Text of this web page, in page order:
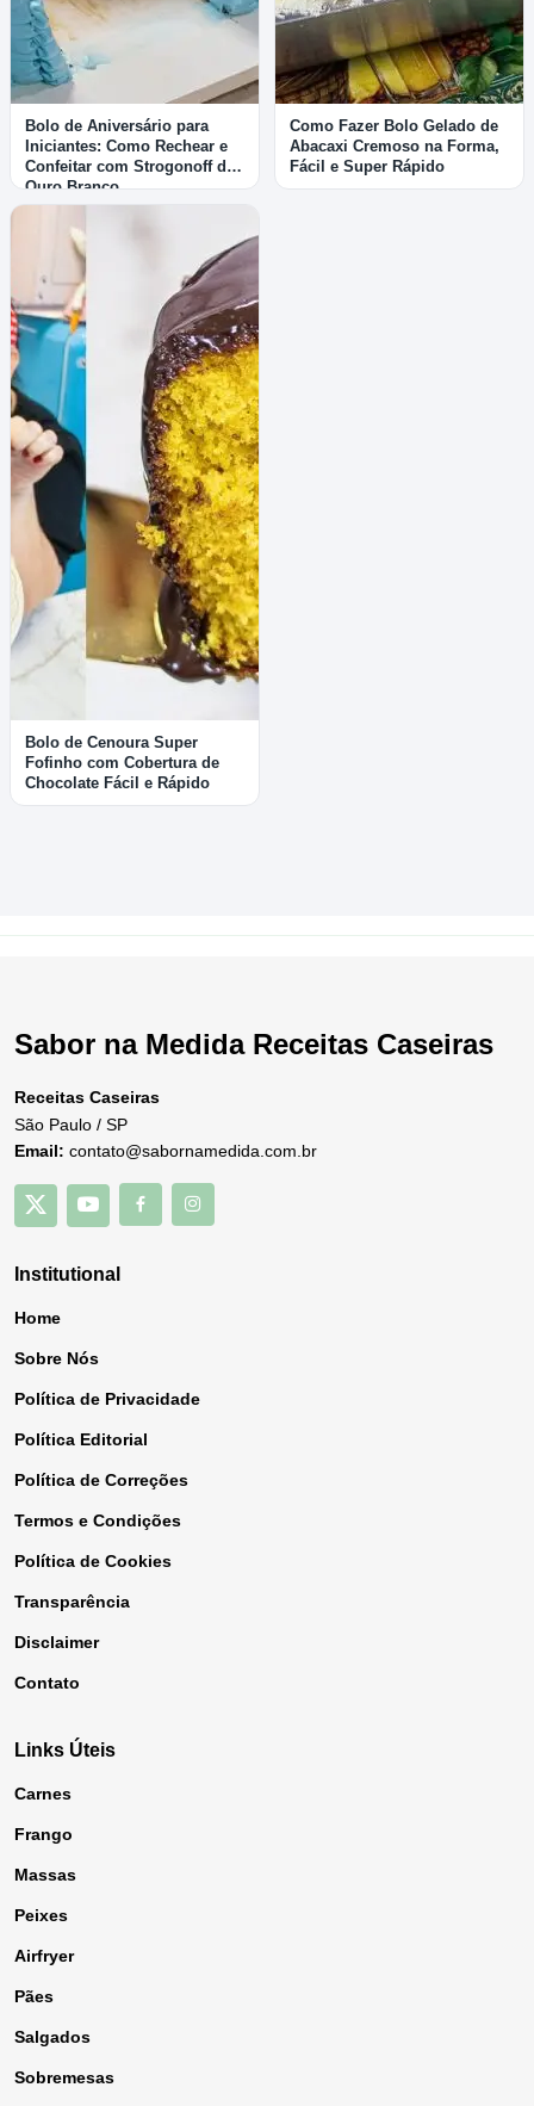
Bolo de Aniversário para
Iniciantes: Como Rechear e
Confeitar com Strogonoff de
Ouro Branco
Como Fazer Bolo Gelado de
Abacaxi Cremoso na Forma,
Fácil e Super Rápido
Bolo de Cenoura Super
Fofinho com Cobertura de
Chocolate Fácil e Rápido
Sabor na Medida Receitas Caseiras
Receitas Caseiras
São Paulo / SP
Email: contato@sabornamedida.com.br
Institutional
Home
Sobre Nós
Política de Privacidade
Política Editorial
Política de Correções
Termos e Condições
Política de Cookies
Transparência
Disclaimer
Contato
Links Úteis
Carnes
Frango
Massas
Peixes
Airfryer
Pães
Salgados
Sobremesas